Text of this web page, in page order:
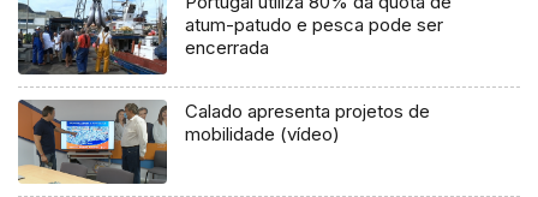
atum-patudo e pesca pode ser
encerrada
Calado apresenta projetos de
mobilidade (vídeo)